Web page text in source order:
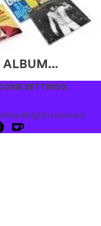
ALBUM
Box Set 60CD
SETTINGS
all rights reserved